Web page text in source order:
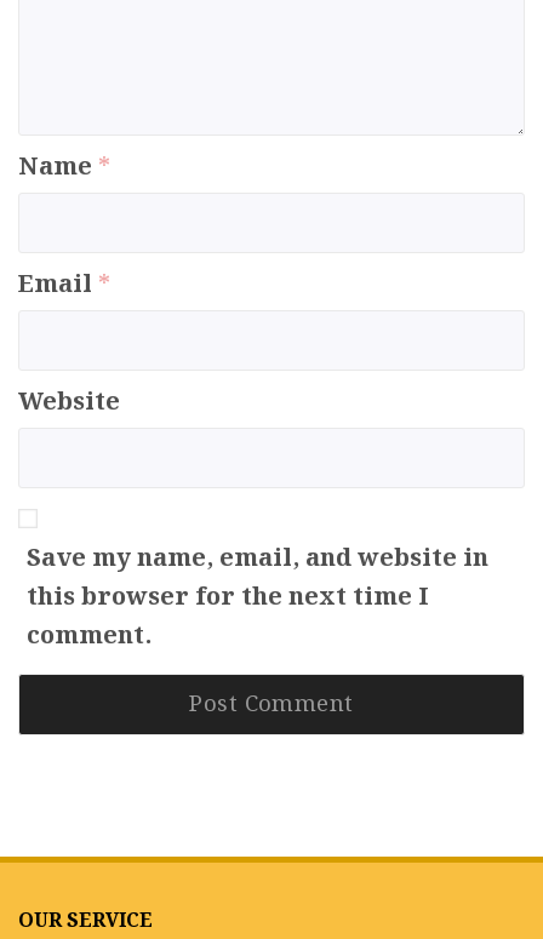
Name *
Email *
Website
Save my name, email, and website in
this browser for the next time I
comment.
OUR SERVICE